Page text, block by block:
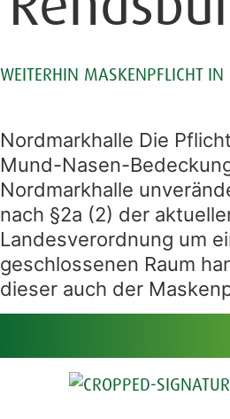
WEITERHIN MASKENPFLICHT
Nordmarkhalle Die
Mund-Nasen-
Nordmarkhalle
nach §2a (2) der
Landesverordnung um
geschlossenen Raum
dieser auch der